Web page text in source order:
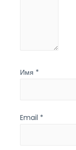
Имя *
Email *